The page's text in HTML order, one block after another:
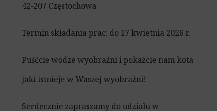
42-207 Częstochowa
Termin składania prac: do 17 kwietnia 2026 r.
Puśćcie wodze wyobraźni i pokażcie nam kota
jaki istnieje w Waszej wyobraźni!
Serdecznie zapraszamy do udziału w